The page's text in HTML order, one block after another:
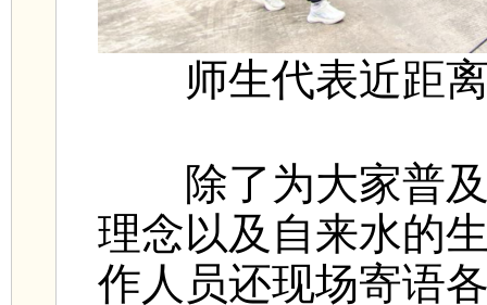
师生代表近距
除了为大家普及
理念以及自来水的
作人员还现场寄语